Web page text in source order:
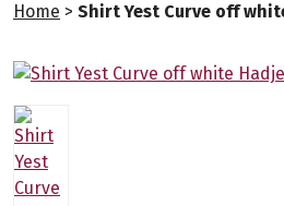
Home > Shirt Yest Curve off